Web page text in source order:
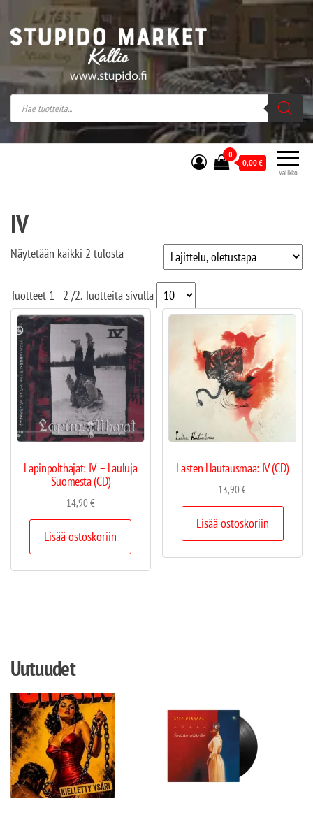
Stupido Market – verkossa ja kivijalassa
Stupido Market on vaihtoehtomusaan
erikoistunut verkko- sekä
kivijalkakauppa Helsingissä Kallion
sydämessä.
Valikko
0
0,00€
IV
Näytetään kaikki 2 tulosta
Tuotteet 1 - 2 /2. Tuotteita sivulla
Lapinpolthajat: IV – Lauluja
Suomesta (CD)
14,90€
Lisää ostoskoriin
Lasten Hautausmaa: IV (CD)
13,90€
Lisää ostoskoriin
Uutuudet